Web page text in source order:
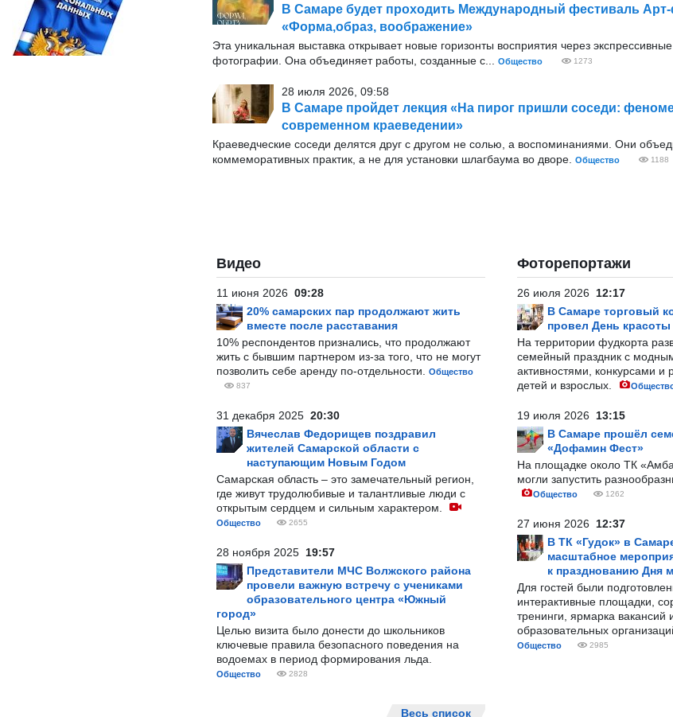
В Самаре будет проходить Международный фестиваль
«Форма,образ, воображение»
Эта уникальная выставка открывает новые горизонты восприятия через
фотографии. Она объединяет работы, созданные с...
Общество 1273
28 июля 2026, 09:58
В Самаре пройдет лекция «На пирог пришли соседи:
современном краеведении»
Краеведческие соседи делятся друг с другом не солью, а воспоминаниями. Они
коммеморативных практик, а не для установки шлагбаума во дворе.
Общество 1188
Видео
11 июня 2026 09:28
20% самарских пар продолжают жить
вместе после расставания
10% респондентов признались, что продолжают
жить с бывшим партнером из-за того, что не могут
позволить себе аренду по-отдельности.
Общество
837
31 декабря 2025 20:30
Вячеслав Федорищев поздравил
жителей Самарской области с
наступающим Новым Годом
Самарская область – это замечательный регион,
где живут трудолюбивые и талантливые люди с
открытым сердцем и сильным характером.
Общество 2655
28 ноября 2025 19:57
Представители МЧС Волжского района
провели важную встречу с учениками
образовательного центра «Южный
город»
Целью визита было донести до школьников
ключевые правила безопасного поведения на
водоемах в период формирования льда.
Общество 2828
Весь список
Фоторепортажи
26 июля 2026 12:17
В Самаре торговый
провел День
На территории фудкорта
семейный праздник с
активностями, конкурсами и
детей и взрослых.
19 июля 2026 13:15
В Самаре прошёл
«Дофамин Фест»
На площадке около ТК
могли запустить
Общество 1262
27 июня 2026 12:37
В ТК «Гудок» в
масштабное
к празднованию
Для гостей были
интерактивные площадки,
тренинги, ярмарка вакансий
образовательных
Общество 2985